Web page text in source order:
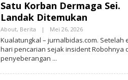
N
D
A
Satu Korban Dermaga Sei.
Landak Ditemukan
About, Berita | Mei 26, 2026O
E
H
Kualatungkal – jurnalbidas.com. Setelah
hari pencarian sejak insident Robohnya
penyeberangan